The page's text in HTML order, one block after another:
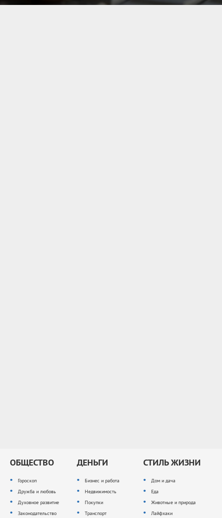
ОБЩЕСТВО
Гороскоп
Дружба и любовь
Духовное развитие
Законодательство
ДЕНЬГИ
Бизнес и работа
Недвижимость
Покупки
Транспорт
СТИЛЬ ЖИЗНИ
Дом и дача
Еда
Животные и природа
Лайфхаки